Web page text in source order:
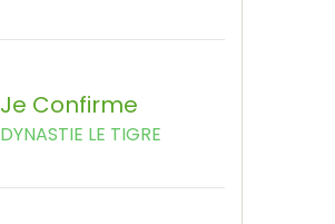
Je Confirme
DYNASTIE LE TIGRE